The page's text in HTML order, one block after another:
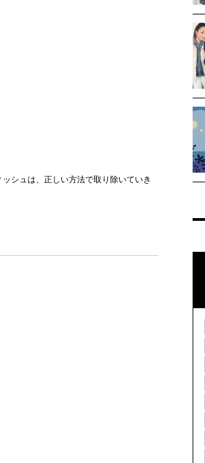
シュは、正しい方法で取り除いていき